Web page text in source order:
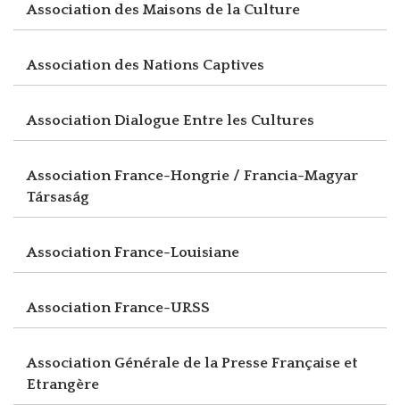
Association des Maisons de la Culture
Association des Nations Captives
Association Dialogue Entre les Cultures
Association France-Hongrie / Francia-Magyar
Társaság
Association France-Louisiane
Association France-URSS
Association Générale de la Presse Française et
Etrangère